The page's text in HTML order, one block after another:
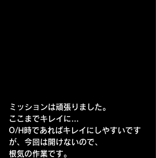
ミッションは頑張りました。
ここまでキレイに…
O/H時であればキレイにしやすいです
が、今回は開けないので、
根気の作業です。